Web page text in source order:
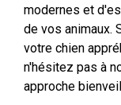
modernes et
de vos animaux.
votre chien
n'hésitez pas à
approche